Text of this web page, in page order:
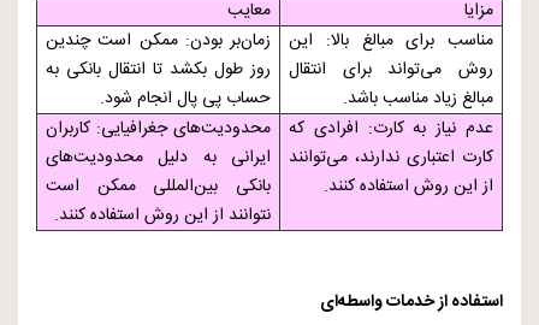
مزایا
معایب
مناسب برای مبالغ بالا: این
روش می‌تواند برای انتقال
مبالغ زیاد مناسب باشد.
زمان‌بر بودن: ممکن است چندین
روز طول بکشد تا انتقال بانکی به
حساب پی پال انجام شود.
عدم نیاز به کارت: افرادی که
کارت اعتباری ندارند، می‌توانند
از این روش استفاده کنند.
محدودیت‌های جغرافیایی: کاربران
ایرانی به دلیل محدودیت‌های
بانکی بین‌المللی ممکن است
نتوانند از این روش استفاده کنند.
استفاده از خدمات واسطه‌ای